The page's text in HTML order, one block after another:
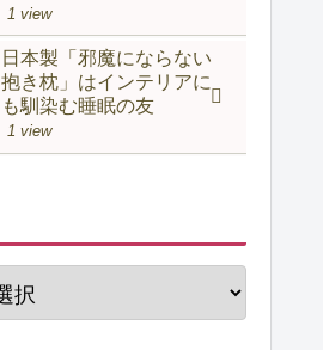
1 view
日本製「邪魔にならない
抱き枕」はインテリアに
も馴染む睡眠の友
1 view